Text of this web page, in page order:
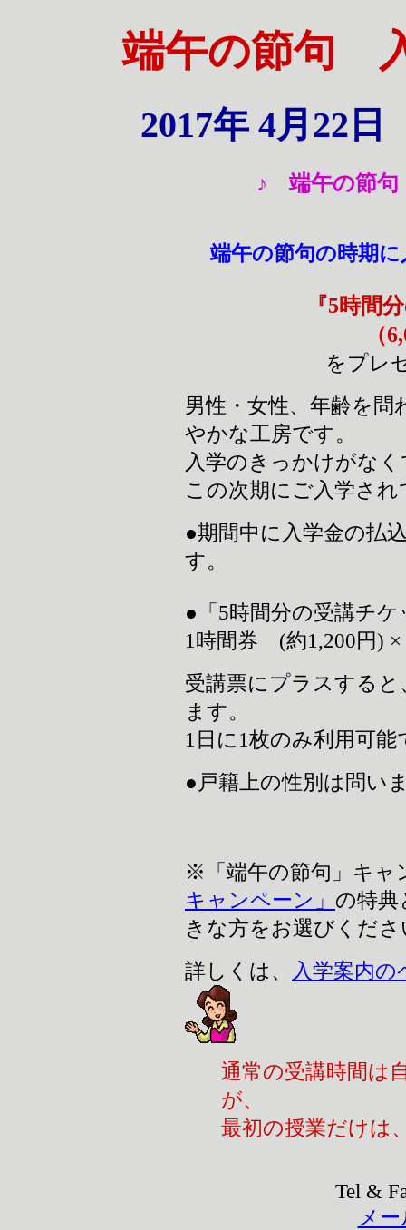
端午の節句
2017年 4月22
♪ 端午の節
端午の節句の時期
『5時間
（
をプレ
男性・女性、年齢を
やかな工房です。
入学のきっかけがな
この次期にご入学さ
●期間中に入学金の払
す。
●「5時間分の受講チ
1時間券 (約1,200円) ×
受講票にプラスする
ます。
1日に1枚のみ利用可能
●戸籍上の性別は問い
※「端午の節句」キャ
キャンペーン」 の特典
きな方をお選びくださ
詳しくは、
入学案内の
通常の受講時間は
が、
最初の授業だけは
Tel &
メ